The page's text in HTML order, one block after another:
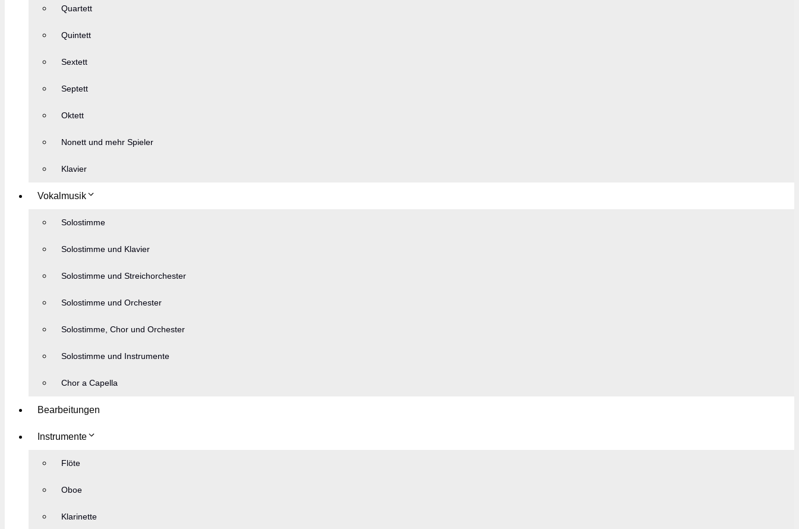
Quartett
Quintett
Sextett
Septett
Oktett
Nonett und mehr Spieler
Klavier
Vokalmusik
Solostimme
Solostimme und Klavier
Solostimme und Streichorchester
Solostimme und Orchester
Solostimme, Chor und Orchester
Solostimme und Instrumente
Chor a Capella
Bearbeitungen
Instrumente
Flöte
Oboe
Klarinette